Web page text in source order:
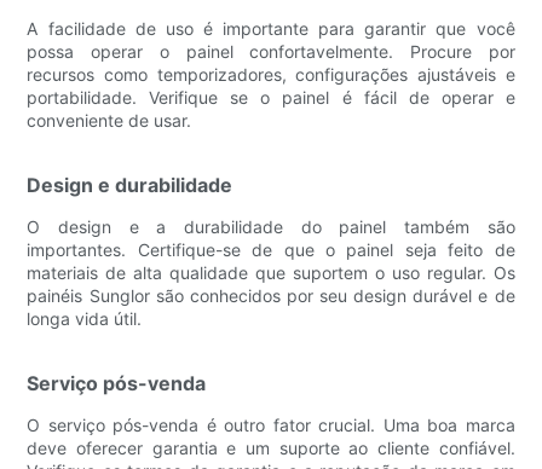
A facilidade de uso é importante para garantir que você
possa operar o painel confortavelmente. Procure por
recursos como temporizadores, configurações ajustáveis ​​e
portabilidade. Verifique se o painel é fácil de operar e
conveniente de usar.
Design e durabilidade
O design e a durabilidade do painel também são
importantes. Certifique-se de que o painel seja feito de
materiais de alta qualidade que suportem o uso regular. Os
painéis Sunglor são conhecidos por seu design durável e de
longa vida útil.
Serviço pós-venda
O serviço pós-venda é outro fator crucial. Uma boa marca
deve oferecer garantia e um suporte ao cliente confiável.